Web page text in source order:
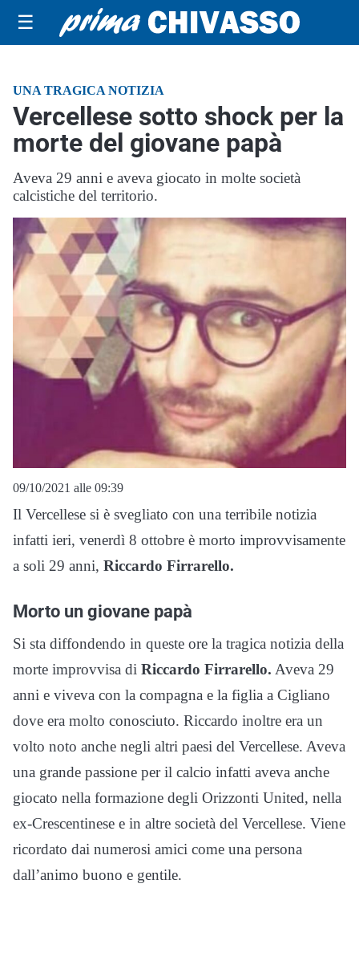
☰
UNA TRAGICA NOTIZIA
Vercellese sotto shock per la
morte del giovane papà
Aveva 29 anni e aveva giocato in molte società
calcistiche del territorio.
09/10/2021 alle 09:39
Il Vercellese si è svegliato con una terribile notizia
infatti ieri, venerdì 8 ottobre è morto improvvisamente
a soli 29 anni, Riccardo Firrarello.
Morto un giovane papà
Si sta diffondendo in queste ore la tragica notizia della
morte improvvisa di Riccardo Firrarello. Aveva 29
anni e viveva con la compagna e la figlia a Cigliano
dove era molto conosciuto. Riccardo inoltre era un
volto noto anche negli altri paesi del Vercellese. Aveva
una grande passione per il calcio infatti aveva anche
giocato nella formazione degli Orizzonti United, nella
ex-Crescentinese e in altre società del Vercellese. Viene
ricordato dai numerosi amici come una persona
dall’animo buono e gentile.